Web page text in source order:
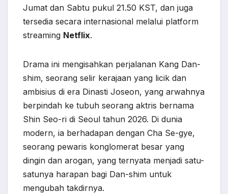
Jumat dan Sabtu pukul 21.50 KST, dan juga
tersedia secara internasional melalui platform
streaming Netflix.
Drama ini mengisahkan perjalanan Kang Dan-
shim, seorang selir kerajaan yang licik dan
ambisius di era Dinasti Joseon, yang arwahnya
berpindah ke tubuh seorang aktris bernama
Shin Seo-ri di Seoul tahun 2026. Di dunia
modern, ia berhadapan dengan Cha Se-gye,
seorang pewaris konglomerat besar yang
dingin dan arogan, yang ternyata menjadi satu-
satunya harapan bagi Dan-shim untuk
mengubah takdirnya.